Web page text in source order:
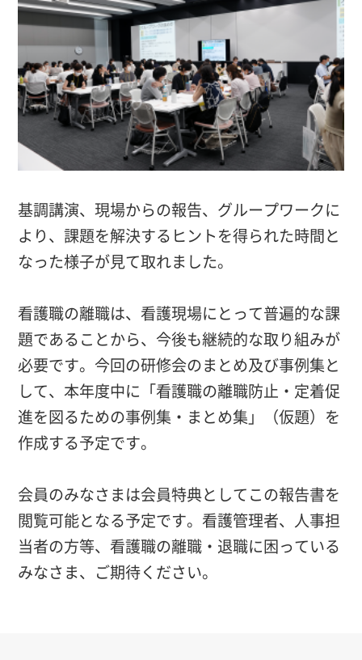
基調講演、現場からの報告、グループワークに
より、課題を解決するヒントを得られた時間と
なった様子が見て取れました。
看護職の離職は、看護現場にとって普遍的な課
題であることから、今後も継続的な取り組みが
必要です。今回の研修会のまとめ及び事例集と
して、本年度中に「看護職の離職防止・定着促
進を図るための事例集・まとめ集」（仮題）を
作成する予定です。
会員のみなさまは会員特典としてこの報告書を
閲覧可能となる予定です。看護管理者、人事担
当者の方等、看護職の離職・退職に困っている
みなさま、ご期待ください。